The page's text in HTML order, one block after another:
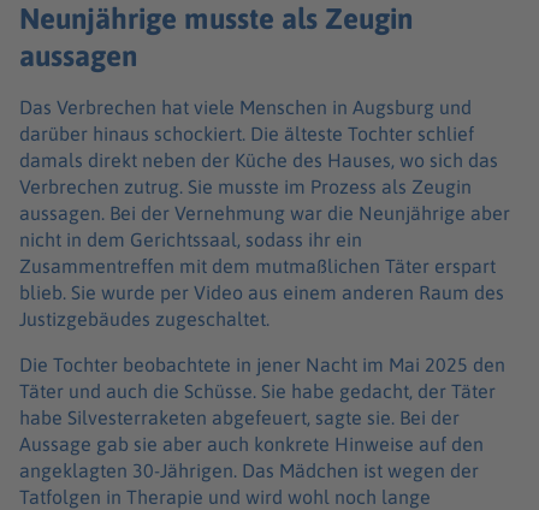
Neunjährige musste als Zeugin
aussagen
Das Verbrechen hat viele Menschen in Augsburg und
darüber hinaus schockiert. Die älteste Tochter schlief
damals direkt neben der Küche des Hauses, wo sich das
Verbrechen zutrug. Sie musste im Prozess als Zeugin
aussagen. Bei der Vernehmung war die Neunjährige aber
nicht in dem Gerichtssaal, sodass ihr ein
Zusammentreffen mit dem mutmaßlichen Täter erspart
blieb. Sie wurde per Video aus einem anderen Raum des
Justizgebäudes zugeschaltet.
Die Tochter beobachtete in jener Nacht im Mai 2025 den
Täter und auch die Schüsse. Sie habe gedacht, der Täter
habe Silvesterraketen abgefeuert, sagte sie. Bei der
Aussage gab sie aber auch konkrete Hinweise auf den
angeklagten 30-Jährigen. Das Mädchen ist wegen der
Tatfolgen in Therapie und wird wohl noch lange